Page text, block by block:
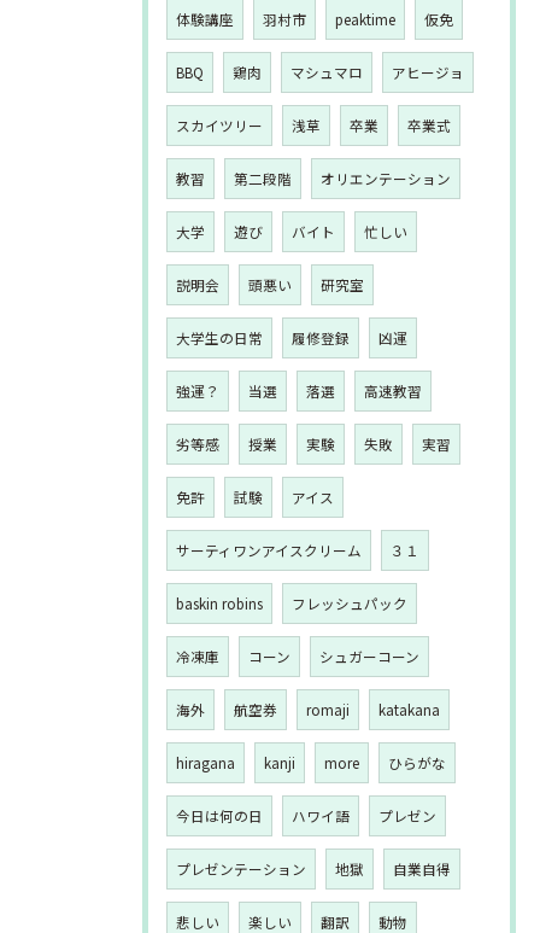
体験講座 羽村市 peaktime 仮免
BBQ 鶏肉 マシュマロ アヒージョ
スカイツリー 浅草 卒業 卒業式
教習 第二段階 オリエンテーション
大学 遊び バイト 忙しい
説明会 頭悪い 研究室
大学生の日常 履修登録 凶運
強運？ 当選 落選 高速教習
劣等感 授業 実験 失敗 実習
免許 試験 アイス
サーティワンアイスクリーム ３１
baskin robins フレッシュパック
冷凍庫 コーン シュガーコーン
海外 航空券 romaji katakana
hiragana kanji more ひらがな
今日は何の日 ハワイ語 プレゼン
プレゼンテーション 地獄 自業自得
悲しい 楽しい 翻訳 動物